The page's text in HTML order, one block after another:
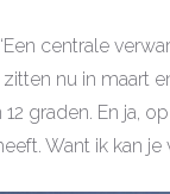
centrale
nu in maart
graden. En ja,
Want ik kan je